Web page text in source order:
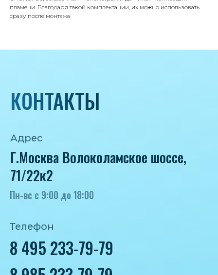
пламени. Благодаря такой комплектации, их можно использовать
сразу после монтажа
71/22к2
Пн-вс с 9:00 до 18:00
Почта
iceicemarket@yandex.ru